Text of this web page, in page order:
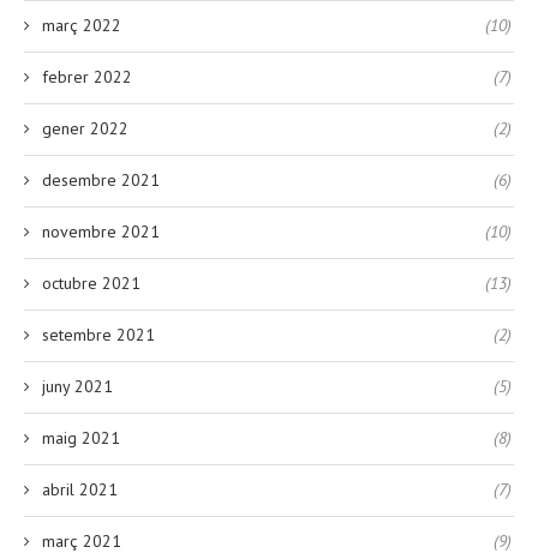
març 2022 (10)
febrer 2022 (7)
gener 2022 (2)
desembre 2021 (6)
novembre 2021 (10)
octubre 2021 (13)
setembre 2021 (2)
juny 2021 (5)
maig 2021 (8)
abril 2021 (7)
març 2021 (9)